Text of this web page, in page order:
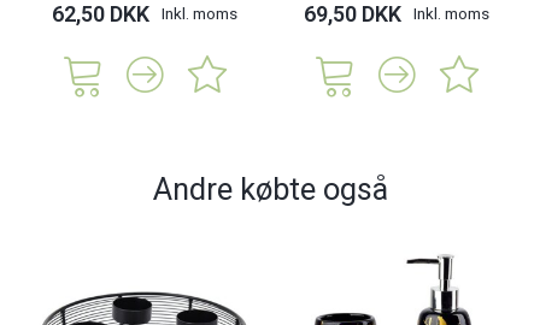
62,50 DKK Inkl. moms 69,50 DKK Inkl. moms
Andre købte også